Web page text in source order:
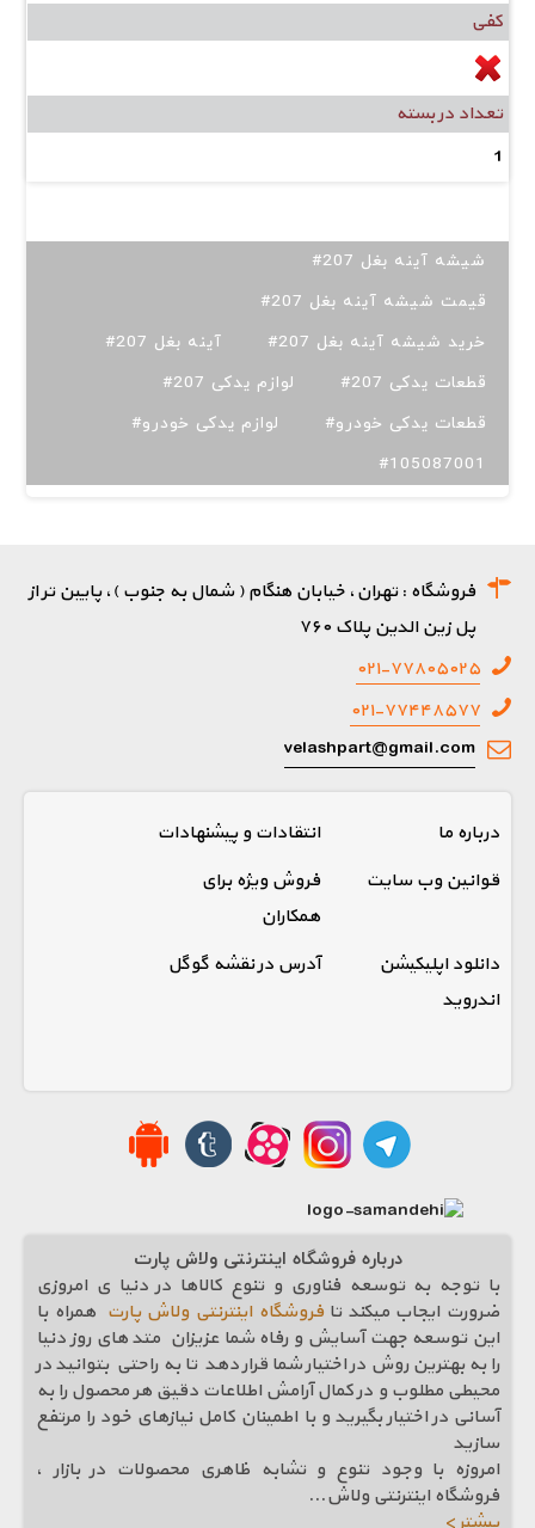
کفی
تعداد در بسته
1
#شیشه آینه بغل 207
#قیمت شیشه آینه بغل 207
#خرید شیشه آینه بغل 207
#آینه بغل 207
#قطعات یدکی 207
#لوازم یدکی 207
#قطعات یدکی خودرو
#لوازم یدکی خودرو
#105087001
فروشگاه : تهران، خیابان هنگام ( شمال به جنوب )، پایین تر از
پل زین الدین پلاک ۷۶۰
۰۲۱-۷۷۸۰۵۰۲۵
۰۲۱-۷۷۴۴۸۵۷۷
velashpart@gmail.com
درباره ما
انتقادات و پیشنهادات
قوانین وب سایت
فروش ویژه برای
همکاران
دانلود اپلیکیشن
اندروید
آدرس در نقشه گوگل
درباره فروشگاه اینترنتی ولاش پارت
با توجه به توسعه فناوری و تنوع کالاها در دنیا ی امروزی
ضرورت ایجاب میکند تافروشگاه اینترنتی ولاش پارت همراه با
این توسعه جهت آسایش و رفاه شما عزیزان متد های روز دنیا
را به بهترین روش در اختیار شما قرار دهد تا به راحتی بتوانید در
محیطی مطلوب و در کمال آرامش اطلاعات دقیق هر محصول را به
آسانی در اختیار بگیرید و با اطمینان کامل نیازهای خود را مرتفع
سازيد
امروزه با وجود تنوع و تشابه ظاهری محصولات در بازار ،
فروشگاه اینترنتی ولاش...